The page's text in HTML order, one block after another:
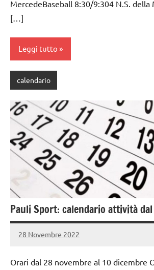
MercedeBaseball 8:30/9:304 N.S. della
[…]
Leggi tutto
calendario
Pauli Sport: calendario attività
28 Novembre 2022
PauliSport
Nessun
Orari dal 28 novembre al 10 dicembre